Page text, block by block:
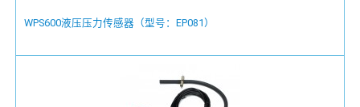
WPS600液压压力传感器（型号：EP081）